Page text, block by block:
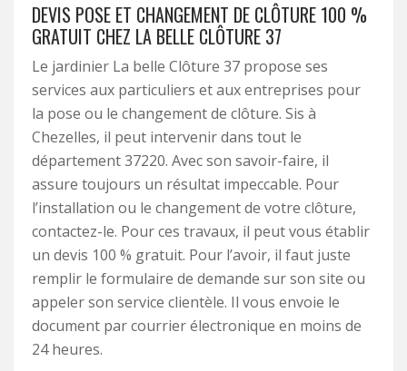
DEVIS POSE ET CHANGEMENT DE CLÔTURE 100 %
GRATUIT CHEZ LA BELLE CLÔTURE 37
Le jardinier La belle Clôture 37 propose ses
services aux particuliers et aux entreprises pour
la pose ou le changement de clôture. Sis à
Chezelles, il peut intervenir dans tout le
département 37220. Avec son savoir-faire, il
assure toujours un résultat impeccable. Pour
l’installation ou le changement de votre clôture,
contactez-le. Pour ces travaux, il peut vous établir
un devis 100 % gratuit. Pour l’avoir, il faut juste
remplir le formulaire de demande sur son site ou
appeler son service clientèle. Il vous envoie le
document par courrier électronique en moins de
24 heures.